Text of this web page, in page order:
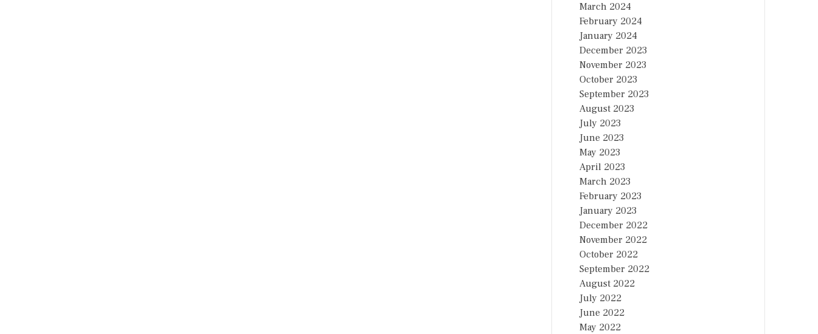
March 2024
February 2024
January 2024
December 2023
November 2023
October 2023
September 2023
August 2023
July 2023
June 2023
May 2023
April 2023
March 2023
February 2023
January 2023
December 2022
November 2022
October 2022
September 2022
August 2022
July 2022
June 2022
May 2022